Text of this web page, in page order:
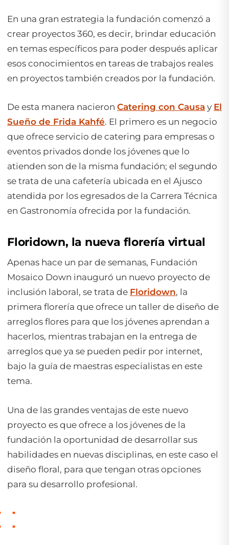
En una gran estrategia la fundación comenzó a
crear proyectos 360, es decir, brindar educación
en temas específicos para poder después aplicar
esos conocimientos en tareas de trabajos reales
en proyectos también creados por la fundación.
De esta manera nacieron Catering con Causa y El
Sueño de Frida Kahfé. El primero es un negocio
que ofrece servicio de catering para empresas o
eventos privados donde los jóvenes que lo
atienden son de la misma fundación; el segundo
se trata de una cafetería ubicada en el Ajusco
atendida por los egresados de la Carrera Técnica
en Gastronomía ofrecida por la fundación.
Floridown, la nueva florería virtual
Apenas hace un par de semanas, Fundación
Mosaico Down inauguró un nuevo proyecto de
inclusión laboral, se trata de Floridown, la
primera florería que ofrece un taller de diseño de
arreglos flores para que los jóvenes aprendan a
hacerlos, mientras trabajan en la entrega de
arreglos que ya se pueden pedir por internet,
bajo la guía de maestras especialistas en este
tema.
Una de las grandes ventajas de este nuevo
proyecto es que ofrece a los jóvenes de la
fundación la oportunidad de desarrollar sus
habilidades en nuevas disciplinas, en este caso el
diseño floral, para que tengan otras opciones
para su desarrollo profesional.